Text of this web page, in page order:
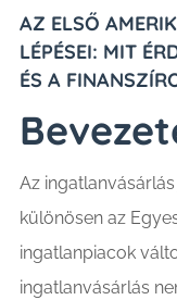
AZ ELSŐ
LÉPÉSEI: MIT
ÉS A
Az
különösen az
ingatlanpiacok
ingatlanvásárlás